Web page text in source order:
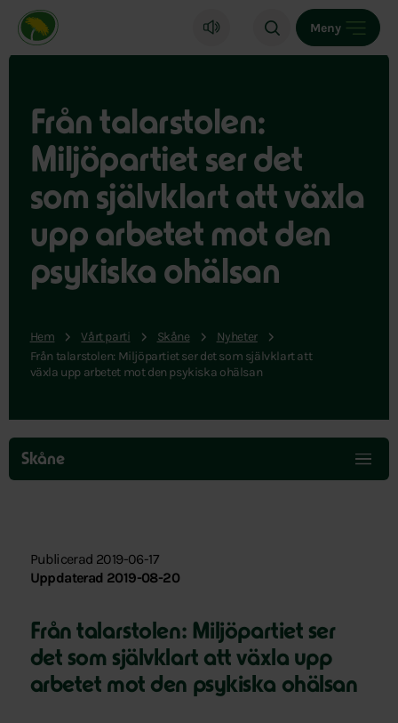
Miljöpartiet de gröna, startsida
Meny
Från talarstolen:
Miljöpartiet ser det
som självklart att växla
upp arbetet mot den
psykiska ohälsan
Hem Vårt parti Skåne
Nyheter
Från talarstolen: Miljöpartiet ser det som självklart att
växla upp arbetet mot den psykiska ohälsan
Hoppa
över
menyn
Skåne
Publicerad 2019-06-17
Uppdaterad 2019-08-20
Från talarstolen: Miljöpartiet ser
det som självklart att växla upp
arbetet mot den psykiska ohälsan